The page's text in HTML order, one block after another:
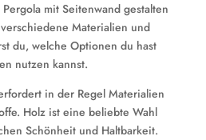
mit Seitenwand gestalten
Materialien und
du, welche Optionen du hast
nutzen kannst.
in der Regel Materialien
Holz ist eine beliebte Wahl
Schönheit und Haltbarkeit.